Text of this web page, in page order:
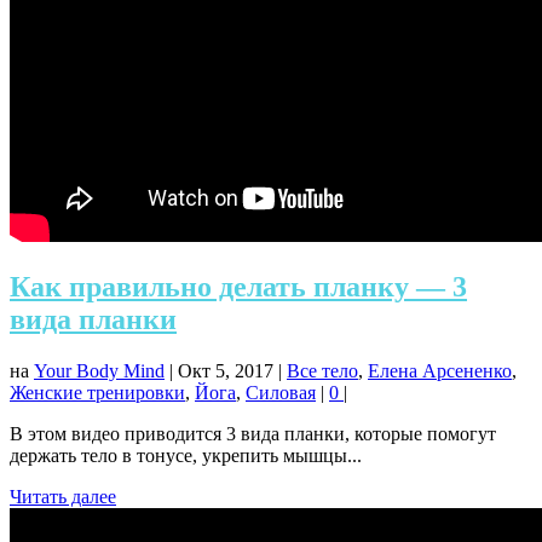
Как правильно делать планку — 3
вида планки
на Your Body Mind | Окт 5, 2017 | Все тело, Елена Арсененко,
Женские тренировки, Йога, Силовая | 0 |
В этом видео приводится 3 вида планки, которые помогут
держать тело в тонусе, укрепить мышцы...
Читать далее